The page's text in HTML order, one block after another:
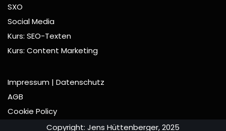
SXO
Social Media
Kurs: SEO-Texten
Kurs: Content Marketing
Impressum | Datenschutz
AGB
Cookie Policy
Copyright: Jens Hüttenberger, 2025